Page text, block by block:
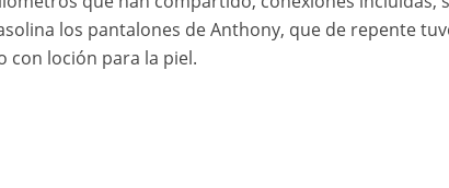
los pantalones de Anthony, que de repente
con loción para la piel.